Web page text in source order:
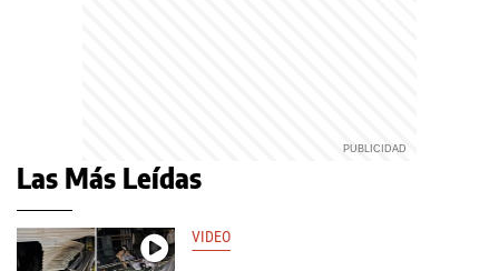
Las Más Leídas
VIDEO